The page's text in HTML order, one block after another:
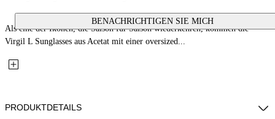
BENACHRICHTIGEN SIE MICH
Als eine der Ikonen, die Saison für Saison wiederkehren, kommen die
Virgil L Sunglasses aus Acetat mit einer oversized...
PRODUKTDETAILS